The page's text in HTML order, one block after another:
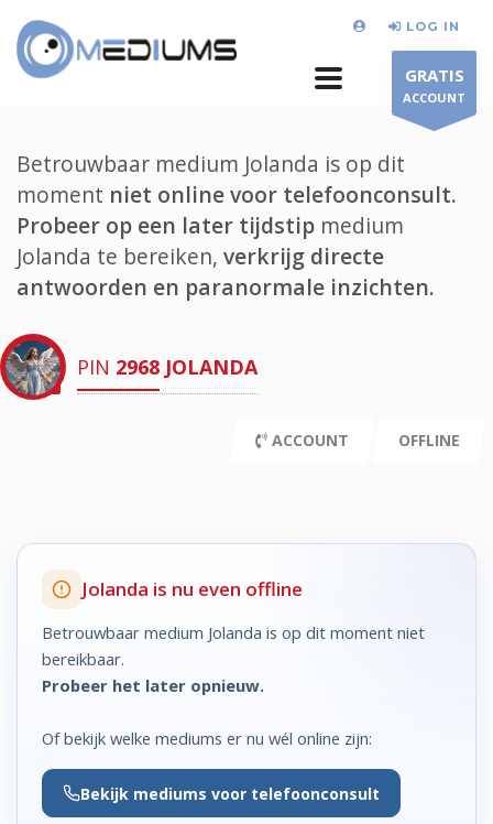
LOG IN
GRATIS
ACCOUNT
Betrouwbaar medium Jolanda is op dit
moment niet online voor telefoonconsult.
Probeer op een later tijdstip medium
Jolanda te bereiken, verkrijg directe
antwoorden en paranormale inzichten.
PIN 2968 JOLANDA
ACCOUNT OFFLINE
Jolanda is nu even offline
Betrouwbaar medium Jolanda is op dit moment niet
bereikbaar.
Probeer het later opnieuw.
Of bekijk welke mediums er nu wél online zijn:
Bekijk mediums voor telefoonconsult